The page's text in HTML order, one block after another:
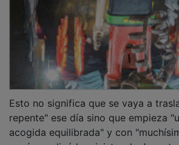
repente" ese día sino que empieza
acogida equilibrada" y con
según explicó la ministra de